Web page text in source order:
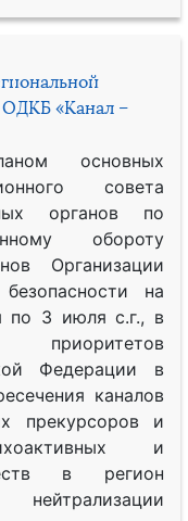
ОДКБ «Канал –
основных
совета
органов по
обороту
Организации
на
по 3 июля с.г., в
Федерации в
каналов
прекурсоров и
и
в регион